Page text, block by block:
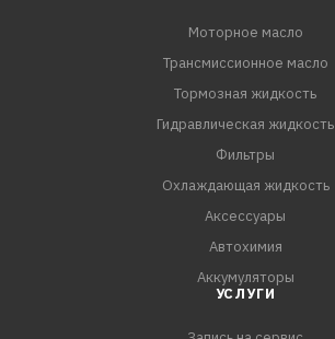
Моторное масло
Трансмиссионное масло
Тормозная жидкость
Гидравлическая жидкость
Фильтры
Охлаждающая жидкость
Аксессуары
Автохимия
Аккумуляторы
УСЛУГИ